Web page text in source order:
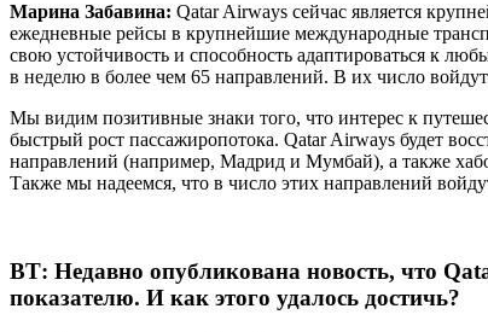
Марина Забавина: Qatar Airways сейчас является
ежедневные рейсы в крупнейшие международные
свою устойчивость и способность адаптироваться к
в неделю в более чем 65 направлений. В их число
Мы видим позитивные знаки того, что интерес к
быстрый рост пассажиропотока. Qatar Airways будет
направлений (например, Мадрид и Мумбай), а также
Также мы надеемся, что в число этих направлений
ВТ: Недавно опубликована новость, что
показателю. И как этого удалось достичь?